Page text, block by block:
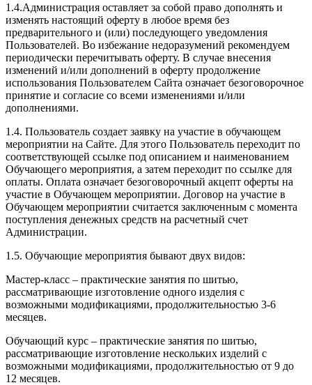
1.4.Администрация оставляет за собой право дополнять и
изменять настоящий оферту в любое время без
предварительного и (или) последующего уведомления
Пользователей. Во избежание недоразумений рекомендуем
периодически перечитывать оферту. В случае внесения
изменений и/или дополнений в оферту продолжение
использования Пользователем Сайта означает безоговорочное
принятие и согласие со всеми изменениями и/или
дополнениями.
1.4. Пользователь создает заявку на участие в обучающем
мероприятии на Сайте. Для этого Пользователь переходит по
соответствующей ссылке под описанием и наименованием
Обучающего мероприятия, а затем переходит по ссылке для
оплаты. Оплата означает безоговорочный акцепт оферты на
участие в Обучающем мероприятии. Договор на участие в
Обучающем мероприятии считается заключенным с момента
поступления денежных средств на расчетный счет
Администрации.
1.5. Обучающие мероприятия бывают двух видов:
Мастер-класс – практические занятия по шитью,
рассматривающие изготовление одного изделия с
возможными модификациями, продолжительностью 3-6
месяцев.
Обучающий курс – практические занятия по шитью,
рассматривающие изготовление нескольких изделий с
возможными модификациями, продолжительностью от 9 до
12 месяцев.